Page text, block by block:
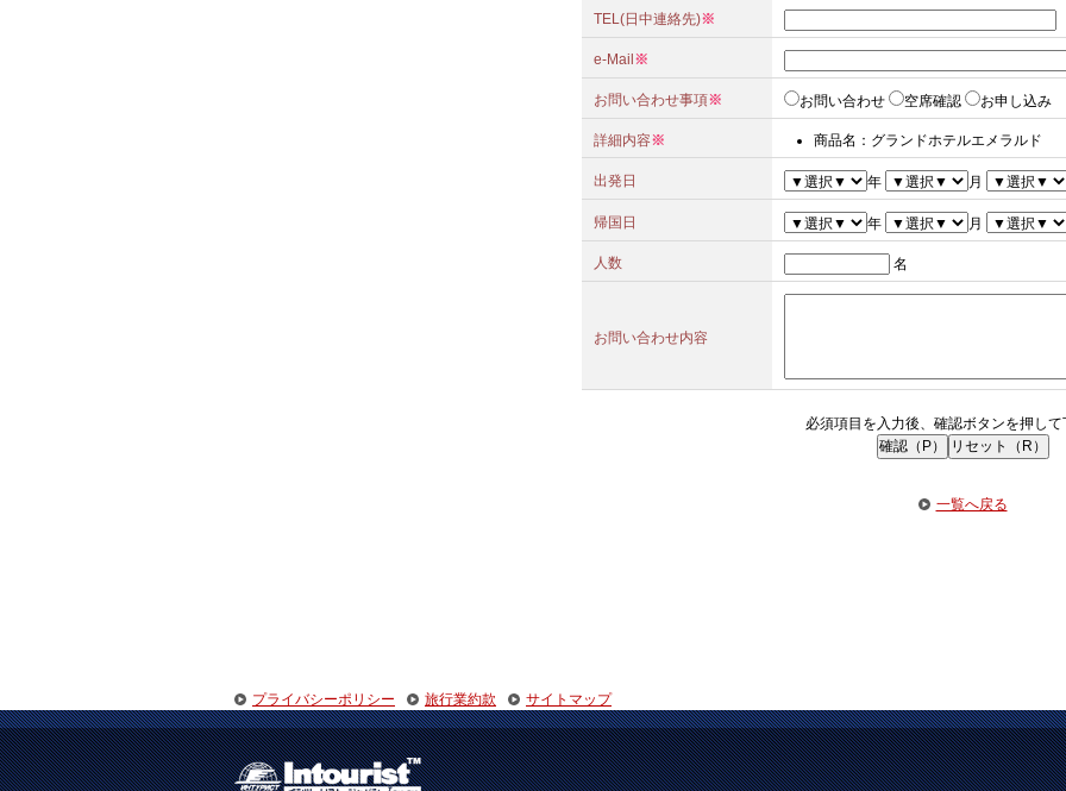
TEL(日中連絡先)※
e-Mail ※
お問い合わせ事項※ お問い合わせ 空席確認 お申し込み
詳細内容※ 商品名：グランドホテルエメラルド
出発日 年 月
帰国日 年 月
人数 名
お問い合わせ内容
必須項目を入力後、確認ボタンを押して
一覧へ戻る
プライバシーポリシー 旅行業約款 サイトマップ